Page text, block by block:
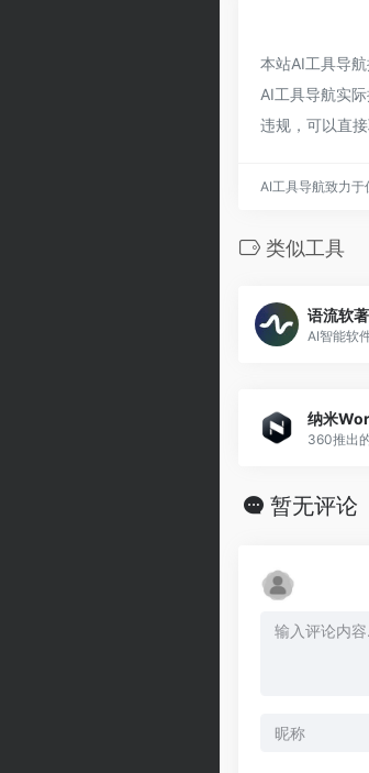
本站AI工具导
AI工具导航实
违规，可以直
AI工具导航致力于
类似工具
语流软
纳米
暂无评论